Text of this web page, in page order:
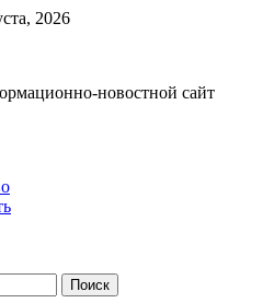
2026
новостной сайт